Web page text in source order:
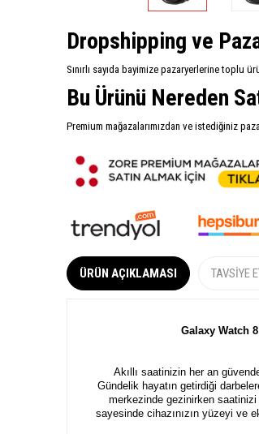
Dropshipping ve
Sınırlı sayıda bayimize pazaryerlerine toplu
Bu Ürünü Nereden
Premium mağazalarımızdan ve istediğiniz
ÜRÜN AÇIKLAMASI TAVSIYE
Galaxy Watch
Akıllı saatinizin her an
Gündelik hayatın getirdiği
merkezinde gezinirken saatinizi
sayesinde cihazınızın yüzeyi ve